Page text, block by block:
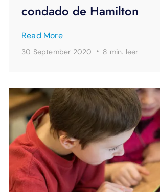
condado de Hamilton
Read More
30 September 2020 · 8 min. leer